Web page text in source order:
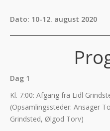
Busser
Dato: 10-12. august 2020
Dag 1
Kl. 7:00: Afgang fra Lidl
(Opsamlingssteder: Ansager
Grindsted, Ølgod Torv)